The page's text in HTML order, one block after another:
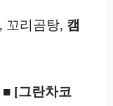
꼬리곰탕, 캠
■ [그란차코